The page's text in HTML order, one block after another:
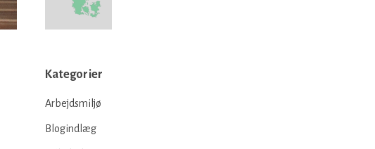
Kategorier
Arbejdsmiljø
Blogindlæg